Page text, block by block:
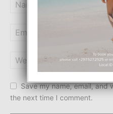
Save my name, email, and
the next time I comment.